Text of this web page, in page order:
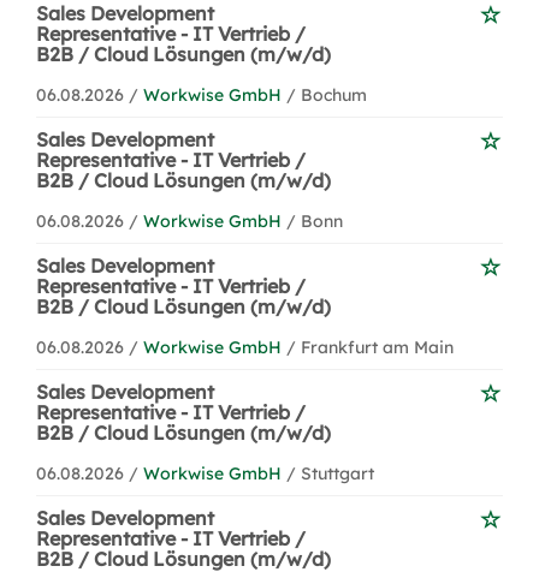
Sales Development
Representative - IT Vertrieb /
B2B / Cloud Lösungen (m/w/d)
06.08.2026 / Workwise GmbH / Bochum
Sales Development
Representative - IT Vertrieb /
B2B / Cloud Lösungen (m/w/d)
06.08.2026 / Workwise GmbH / Bonn
Sales Development
Representative - IT Vertrieb /
B2B / Cloud Lösungen (m/w/d)
06.08.2026 / Workwise GmbH / Frankfurt am Main
Sales Development
Representative - IT Vertrieb /
B2B / Cloud Lösungen (m/w/d)
06.08.2026 / Workwise GmbH / Stuttgart
Sales Development
Representative - IT Vertrieb /
B2B / Cloud Lösungen (m/w/d)